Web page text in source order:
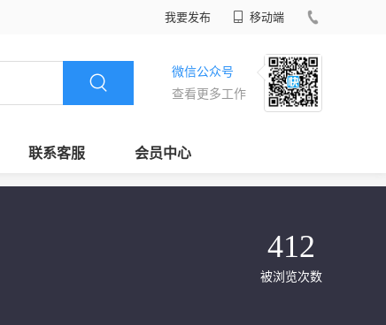
我要发布 移动端
微信公众号
查看更多工作
联系客服 会员中心
412
被浏览次数